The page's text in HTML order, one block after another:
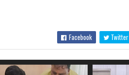
Facebook Twitter